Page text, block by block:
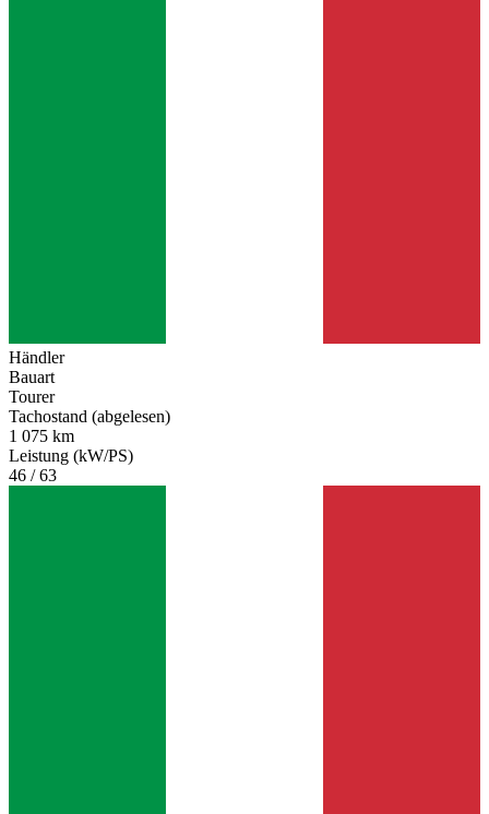
Händler
Bauart
Tourer
Tachostand (abgelesen)
1 075 km
Leistung (kW/PS)
46 / 63